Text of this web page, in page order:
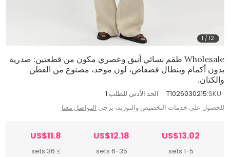
1 /12
Wholesale طقم نسائي أنيق وعصري مكون من قطعتين: صدرية
بدون أكمام وبنطال فضفاض، لون موحد، مصنوع من القطن
والكتان.
SKU:
T1026030215 الحد الأدنى للطلب:1
للحصول على خدمات التخصيص والتوريد، يرجى التواصل معنا
US$13.02
1-5 sets
US$12.18
6-35 sets
US$11.8
≥ 36 sets